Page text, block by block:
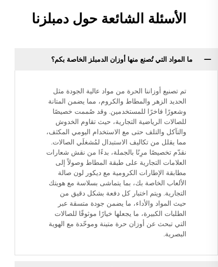
الأسئلة الشائعة حول دمبلزنا
ما المواد التي تُصنع منها أوزان الدمبلز الخاصة بكم؟
تم تصنيع أوزاننا الحرة من مواد عالية الجودة مثل
الحديد الزهر والمطاط والكروم، مما يضمن المتانة
وشعورًا فاخرًا للمستخدمين. وقد صُممت خصيصًا
للصالات الرياضية التجارية، حيث تقاوم الخدوش
والتآكل والتلف حتى مع الاستخدام اليومي المكثف،
مما يقلل من تكاليف الاستبدال لمُشغلَي الصالات.
نقدّم تخصيصًا مرِنًا بالجملة، بدءًا من نقش شعارات
العلامات التجارية على طبقة المطاط وصولاً إلى
مطابقة الإطارات الكرومية مع ديكور لون صالة
الألعاب الخاصة بك، بما يتماشى بسلاسة مع هويتك
التجارية. ويتم اختبار كل دفعة بشكل دقيق من
حيث المواد والأداء، ما يضمن جودة متسقة عبر
الطلبات الكبيرة، ما يجعلها خيارًا موثوقًا للصالات
التي تبحث عن أوزان حرة متينة وموحّدة مع الهوية
البصرية.